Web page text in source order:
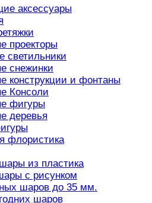
аксессуары
проекторы
светильники
снежинки
конструкции и фонтаны
Консоли
фигуры
деревья
флористика
из пластика
с рисунком
шаров до 35 мм.
шаров